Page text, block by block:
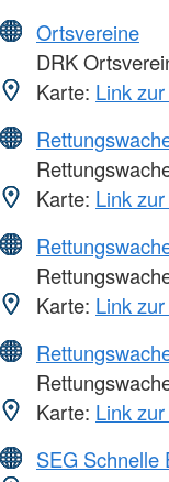
Ortsvereine
DRK
Karte: Link
Karte: Link
Karte: Link
Karte: Link
SEG Schnelle